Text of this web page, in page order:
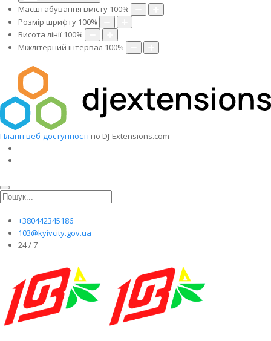
Масштабування вмісту 100%
Розмір шрифту 100%
Висота лінії 100%
Міжлітерний інтервал 100%
Плагін веб-доступності по DJ-Extensions.com
+380442345186
103@kyivcity.gov.ua
24 / 7